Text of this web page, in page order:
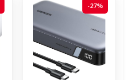
-27%